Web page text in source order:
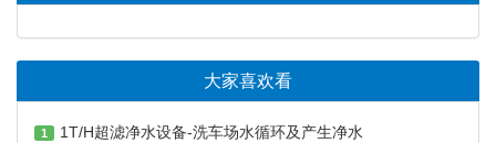
大家喜欢看
1 1T/H超滤净水设备-洗车场水循环及产生净水